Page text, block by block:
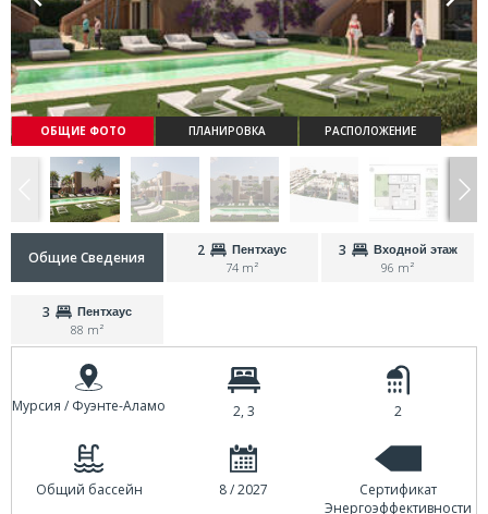
ОБЩИЕ ФОТО ПЛАНИРОВКА РАСПОЛОЖЕНИЕ
Общие Сведения 2 Пентхаус
74 m²
3 Входной этаж
96 m²
3 Пентхаус
88 m²
Мурсия / Фуэнте-Аламо 2, 3 2
Общий бассейн 8 / 2027
Сертификат
Энергоэффективности